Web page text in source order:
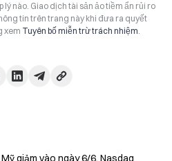
lý nào. Giao dịch tài sản ảo tiềm ẩn rủi ro
tin trên trang này khi đưa ra quyết
xem Tuyên bố miễn trừ trách nhiệm.
giảm vào ngày 6/6, Nasdaq